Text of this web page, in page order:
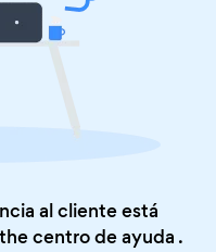
al cliente está
centro de ayuda .